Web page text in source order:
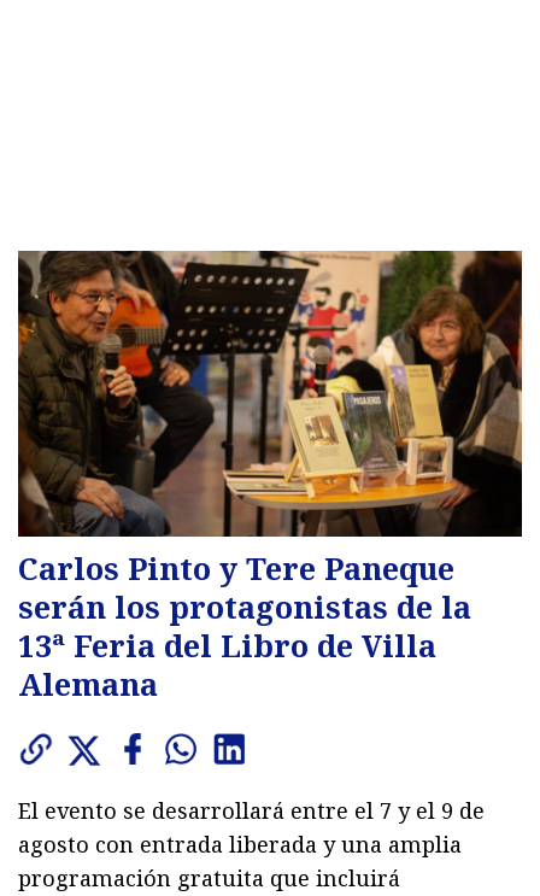
Carlos Pinto y Tere Paneque
serán los protagonistas de la
13ª Feria del Libro de Villa
Alemana
El evento se desarrollará entre el 7 y el 9 de
agosto con entrada liberada y una amplia
programación gratuita que incluirá